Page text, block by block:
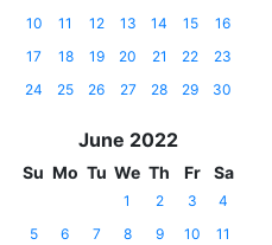
10
11 12 13 14 15
16
17
18 19 20 21 22
23
24
25 26 27 28 29 30
June 2022
Su Mo Tu We Th Fr Sa
1 2 3
4
5
6 7 8 9 10
11